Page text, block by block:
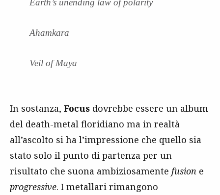
Ahamkara
Veil of Maya
In sostanza, Focus dovrebbe essere un album
del death-metal floridiano ma in realtà
all’ascolto si ha l’impressione che quello sia
stato solo il punto di partenza per un
risultato che suona ambiziosamente fusion e
progressive. I metallari rimangono